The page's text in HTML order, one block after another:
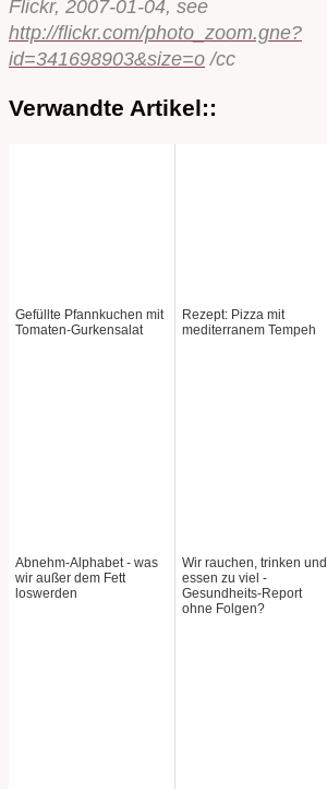
Flickr, 2007-01-04, see
http://flickr.com/photo_zoom.gne?
id=341698903&size=o /cc
Verwandte Artikel::
Gefüllte Pfannkuchen mit
Tomaten-Gurkensalat
Rezept: Pizza mit
mediterranem Tempeh
Abnehm-Alphabet - was
wir außer dem Fett
loswerden
Wir rauchen, trinken und
essen zu viel -
Gesundheits-Report
ohne Folgen?